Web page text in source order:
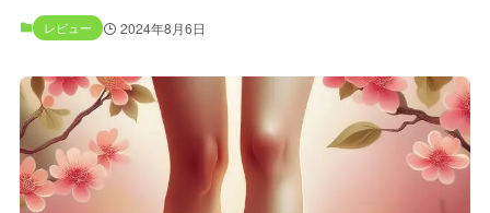
レビュー 2024年8月6日